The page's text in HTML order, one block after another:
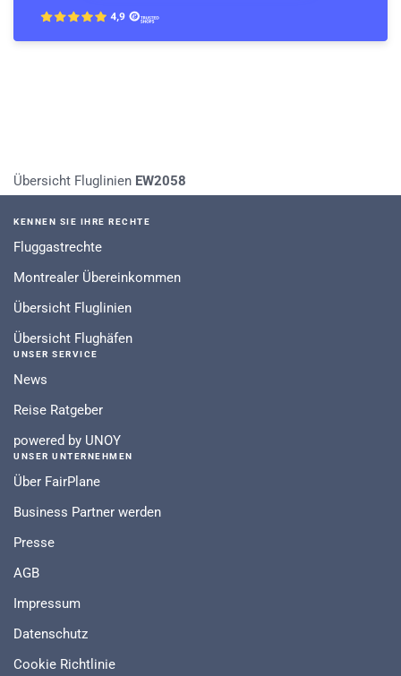
Übersicht Fluglinien EW2058
KENNEN SIE IHRE RECHTE
Fluggastrechte
Montrealer Übereinkommen
Übersicht Fluglinien
Übersicht Flughäfen
UNSER SERVICE
News
Reise Ratgeber
powered by UNOY
UNSER UNTERNEHMEN
Über FairPlane
Business Partner werden
Presse
AGB
Impressum
Datenschutz
Cookie Richtlinie